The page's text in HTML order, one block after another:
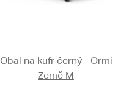
Obal na kufr černý - Ormi
Země M